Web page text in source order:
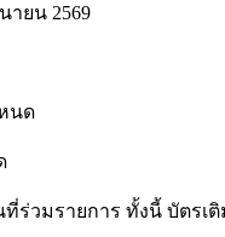
ายน 2569
นด
มรายการ ทั้งนี้ บัตรเ